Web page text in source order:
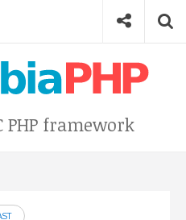
and press enter to search
Social
PHP framework